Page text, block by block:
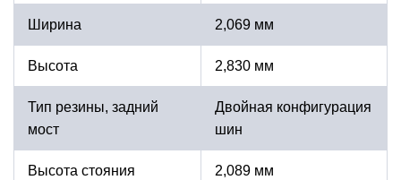
Ширина 2,069 мм
Высота 2,830 мм
Тип резины, задний
мост
Двойная конфигурация
шин
Высота стояния 2,089 мм